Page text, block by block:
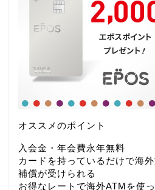
オススメのポイント
入会金・年会費永年無料
カードを持っているだけで海
補償が受けられる
お得なレートで海外ATMを使